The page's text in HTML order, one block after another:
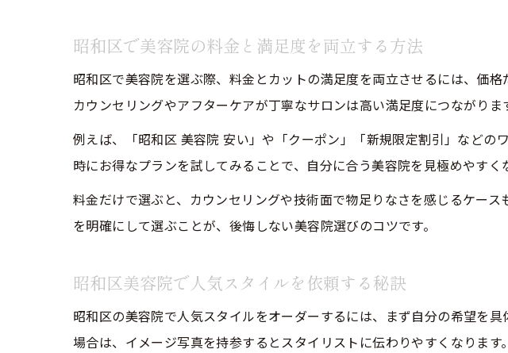
昭和区 美容院
昭和区で美容院の料金と満足度を両立する方法
昭和区で美容院を選ぶ際、料金とカットの満足度を両立させるには、価
カウンセリングやアフターケアが丁寧なサロンは高い満足度につながりま
例えば、「昭和区 美容院 安い」や「クーポン」「新規限定割引」など
時にお得なプランを試してみることで、自分に合う美容院を見極めやすく
料金だけで選ぶと、カウンセリングや技術面で物足りなさを感じるケー
を明確にして選ぶことが、後悔しない美容院選びのコツです。
昭和区美容院で人気スタイルを依頼する秘訣
昭和区の美容院で人気スタイルをオーダーするには、まず自分の希望を
場合は、イメージ写真を持参するとスタイリストに伝わりやすくなります。